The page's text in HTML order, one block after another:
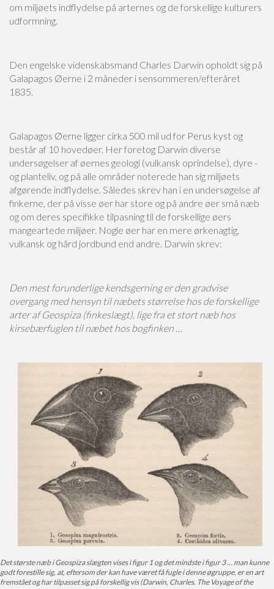
om miljøets indflydelse på arternes og de forskellige kulturers
udformning.
Den engelske videnskabsmand Charles Darwin opholdt sig på
Galapagos Øerne i 2 måneder i sensommeren/efteråret
1835.
Galapagos Øerne ligger cirka 500 mil ud for Perus kyst og
består af 10 hovedøer. Her foretog Darwin diverse
undersøgelser af øernes geologi (vulkansk oprindelse), dyre -
og planteliv, og på alle områder noterede han sig miljøets
afgørende indflydelse. Således skrev han i en undersøgelse af
finkerne, der på visse øer har store og på andre øer små næb
og om deres specifikke tilpasning til de forskellige øers
mangeartede miljøer. Nogle øer har en mere ørkenagtig,
vulkansk og hård jordbund end andre. Darwin skrev:
Den mest forunderlige kendsgerning er den gradvise
overgang med hensyn til næbets størrelse hos de forskellige
arter af Geospiza (finkeslægt), lige fra et stort næb hos
kirsebærfuglen til næbet hos bogfinken …
Det største næb i Geospiza slægten vises i figur 1 og det mindste i figur 3 … man kunne
godt forestille sig, at, eftersom der kan have været få fugle i denne øgruppe, er en art
fremstået og har tilpasset sig på forskellig vis (Darwin, Charles. The Voyage of the